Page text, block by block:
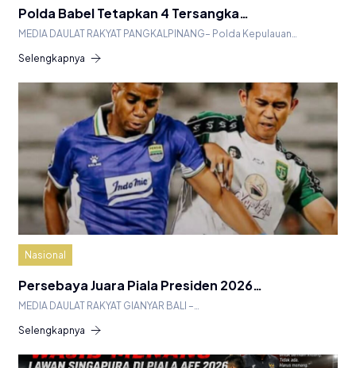
Polda Babel Tetapkan 4 Tersangka…
MEDIA DAULAT RAKYAT PANGKALPINANG– Polda Kepulauan…
Selengkapnya
Nasional
Persebaya Juara Piala Presiden 2026…
MEDIA DAULAT RAKYAT GIANYAR BALI –…
Selengkapnya